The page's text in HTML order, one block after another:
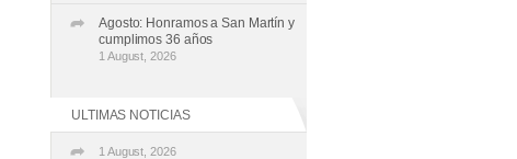
Agosto: Honramos a San Martín y
cumplimos 36 años
1 August, 2026
ULTIMAS NOTICIAS
1 August, 2026